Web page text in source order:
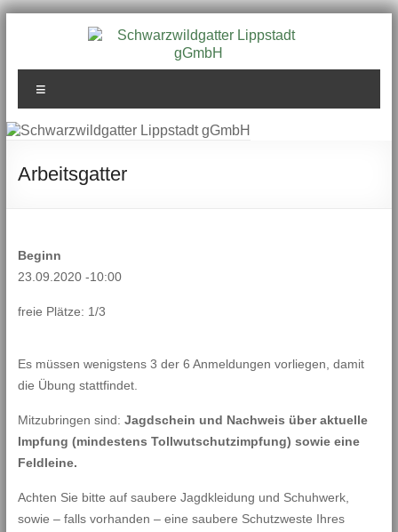
Schwarzwildgatter
Lippstadt gGmbH
Arbeitsgatter
Beginn
23.09.2020 -10:00
freie Plätze: 1/3
Es müssen wenigstens 3 der 6 Anmeldungen vorliegen, damit
die Übung stattfindet.
Mitzubringen sind: Jagdschein und Nachweis über aktuelle
Impfung (mindestens Tollwutschutzimpfung) sowie eine
Feldleine.
Achten Sie bitte auf saubere Jagdkleidung und Schuhwerk,
sowie – falls vorhanden – eine saubere Schutzweste Ihres